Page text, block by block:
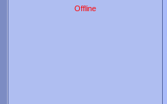
Offline